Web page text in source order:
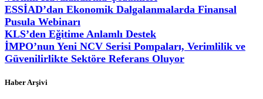
ESSİAD’dan Ekonomik Dalgalanmalarda Finansal
Pusula Webinarı
KLS’den Eğitime Anlamlı Destek
İMPO’nun Yeni NCV Serisi Pompaları, Verimlilik ve
Güvenilirlikte Sektöre Referans Oluyor
Haber Arşivi